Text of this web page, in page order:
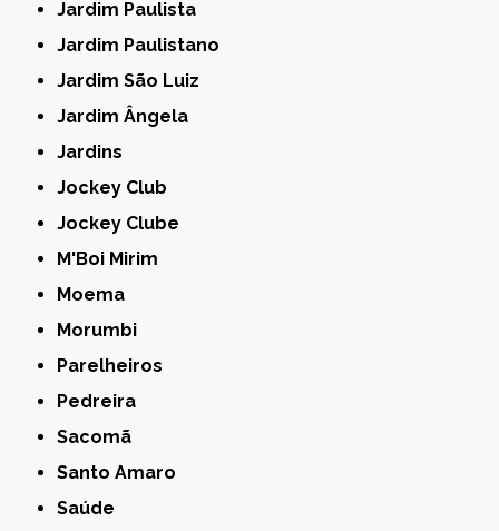
Jardim Paulista
Jardim Paulistano
Jardim São Luiz
Jardim Ângela
Jardins
Jockey Club
Jockey Clube
M'Boi Mirim
Moema
Morumbi
Parelheiros
Pedreira
Sacomã
Santo Amaro
Saúde